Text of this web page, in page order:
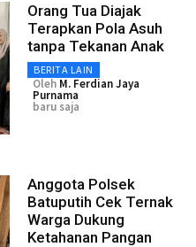
Orang Tua Diajak
Terapkan Pola Asuh
tanpa Tekanan Anak
BERITA LAIN
Oleh M. Ferdian Jaya
Purnama
baru saja
Anggota Polsek
Batuputih Cek Ternak
Warga Dukung
Ketahanan Pangan